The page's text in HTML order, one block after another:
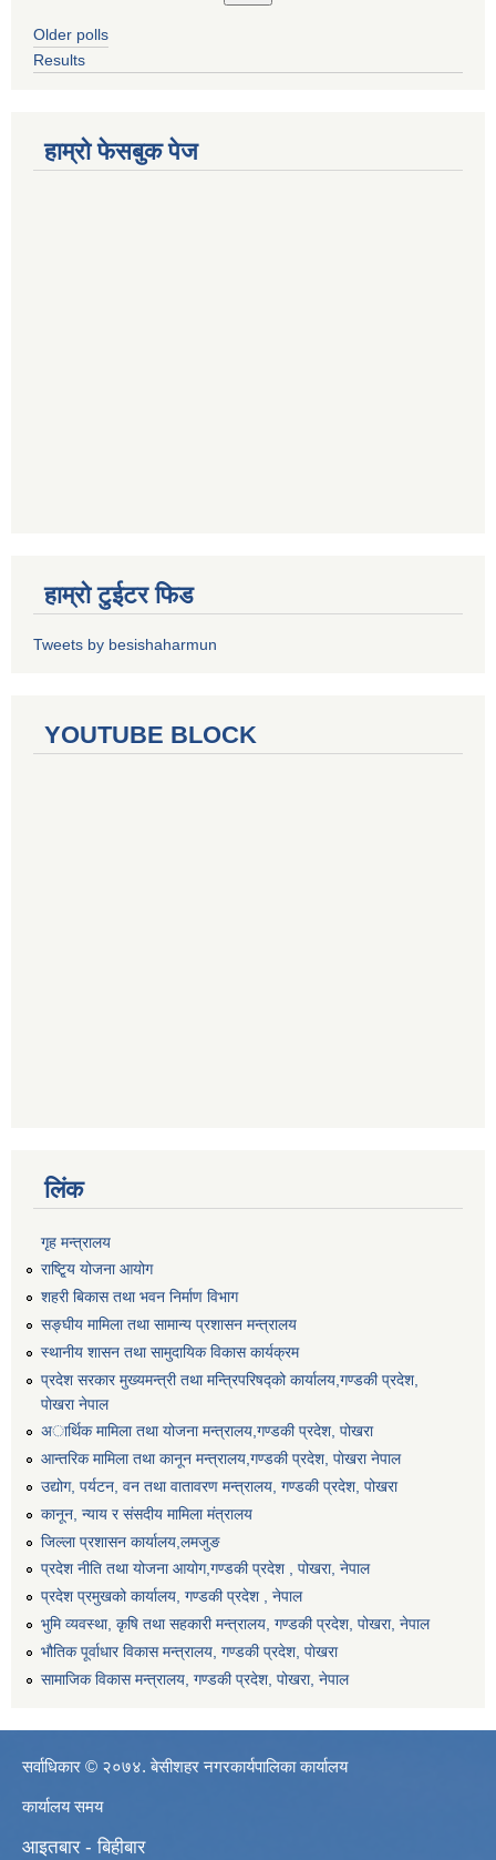
Older polls
Results
हाम्रो फेसबुक पेज
हाम्रो टुईटर फिड
Tweets by besishaharmun
YOUTUBE BLOCK
लिंक
गृह मन्त्रालय
राष्टि्ृय योजना आयोग
शहरी बिकास तथा भवन निर्माण विभाग
सङ्घीय मामिला तथा सामान्य प्रशासन मन्त्रालय
स्थानीय शासन तथा सामुदायिक विकास कार्यक्रम
प्रदेश सरकार मुख्यमन्त्री तथा मन्त्रिपरिषद्को कार्यालय,गण्डकी प्रदेश,
पाेखरा नेपाल
अार्थिक मामिला तथा योजना मन्त्रालय,गण्डकी प्रदेश, पोखरा
आन्तरिक मामिला तथा कानून मन्त्रालय,गण्डकी प्रदेश, पाेखरा नेपाल
उद्योग, पर्यटन, वन तथा वातावरण मन्त्रालय, गण्डकी प्रदेश, पोखरा
कानून, न्याय र संसदीय मामिला मंत्रालय
जिल्ला प्रशासन कार्यालय,लमजुङ
प्रदेश नीति तथा योजना आयोग,गण्डकी प्रदेश , पोखरा, नेपाल
प्रदेश प्रमुखको कार्यालय, गण्डकी प्रदेश , नेपाल
भुमि व्यवस्था, कृषि तथा सहकारी मन्त्रालय, गण्डकी प्रदेश, पोखरा, नेपाल
भौतिक पूर्वाधार विकास मन्त्रालय, गण्डकी प्रदेश, पाेखरा
सामाजिक विकास मन्त्रालय, गण्डकी प्रदेश, पोखरा, नेपाल
सर्वाधिकार © २०७४. बेसीशहर नगरकार्यपालिका कार्यालय
कार्यालय समय
आइतबार - बिहीबार